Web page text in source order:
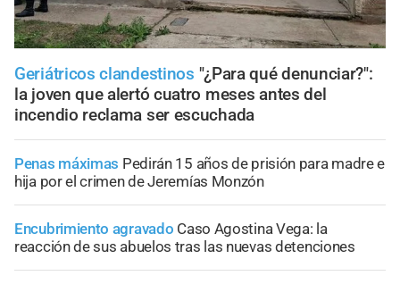
Geriátricos clandestinos "¿Para qué denunciar?":
la joven que alertó cuatro meses antes del
incendio reclama ser escuchada
Penas máximas Pedirán 15 años de prisión para madre e
hija por el crimen de Jeremías Monzón
Encubrimiento agravado Caso Agostina Vega: la
reacción de sus abuelos tras las nuevas detenciones